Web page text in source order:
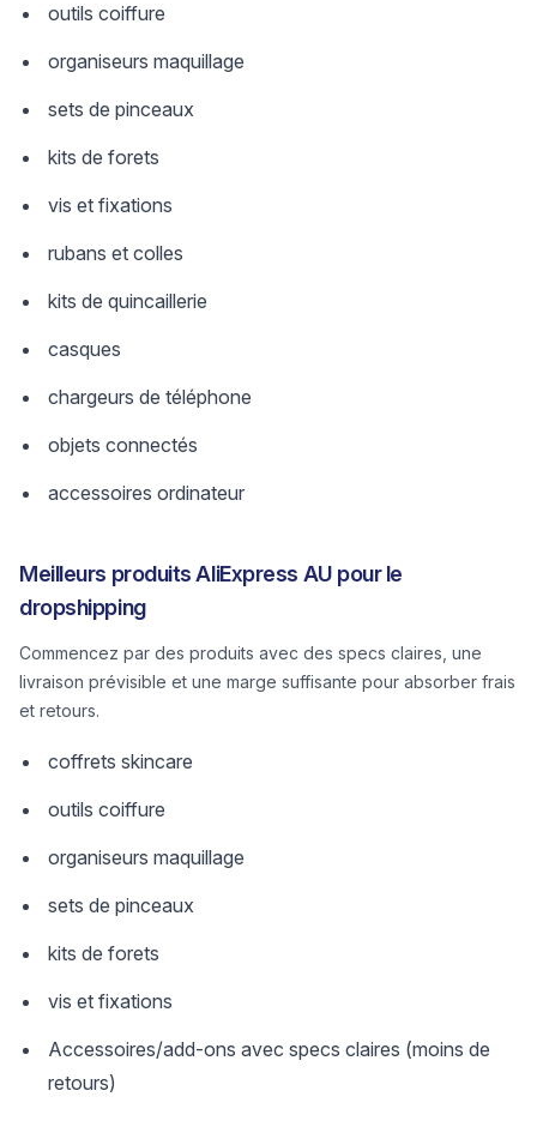
outils coiffure
organiseurs maquillage
sets de pinceaux
kits de forets
vis et fixations
rubans et colles
kits de quincaillerie
casques
chargeurs de téléphone
objets connectés
accessoires ordinateur
Meilleurs produits AliExpress AU pour le
dropshipping
Commencez par des produits avec des specs claires, une
livraison prévisible et une marge suffisante pour absorber frais
et retours.
coffrets skincare
outils coiffure
organiseurs maquillage
sets de pinceaux
kits de forets
vis et fixations
Accessoires/add-ons avec specs claires (moins de
retours)